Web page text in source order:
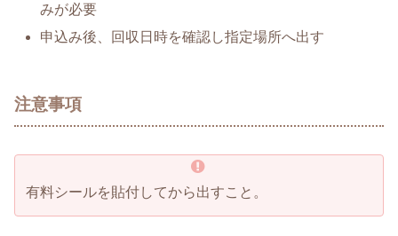
みが必要
申込み後、回収日時を確認し指定場所へ出す
注意事項
有料シールを貼付してから出すこと。